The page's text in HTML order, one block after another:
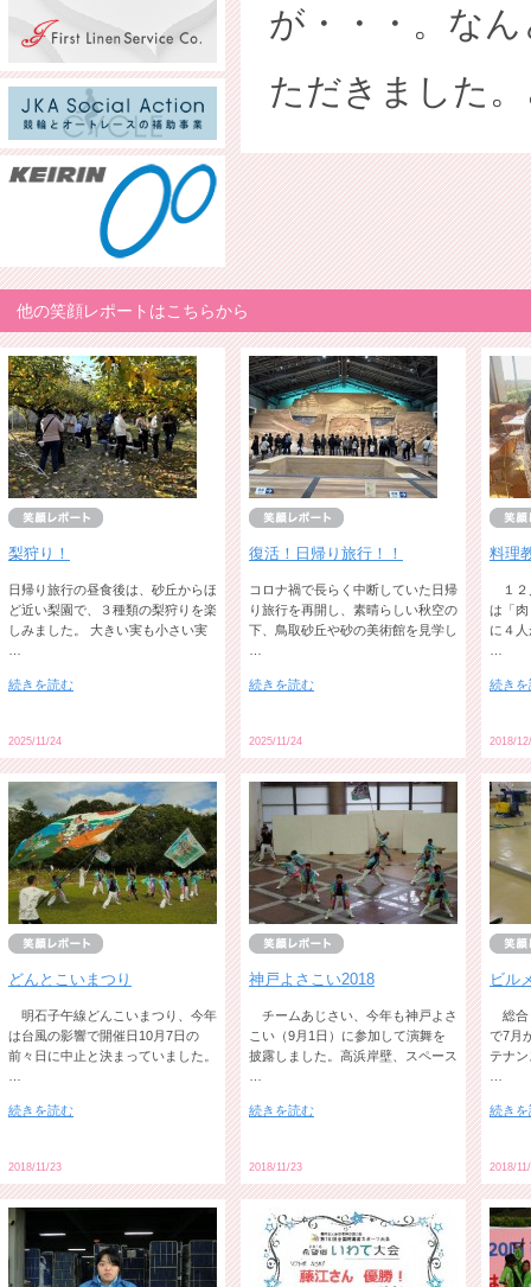
が・・・。な
ただきました
他の笑顔レポートはこちらから
梨狩り！
日帰り旅行の昼食後は、砂丘からほ
ど近い梨園で、３種類の梨狩りを楽
しみました。 大きい実も小さい実
続きを読む
2025/11/24
復活！日帰り旅行！！
コロナ禍で長らく中断していた日帰
り旅行を再開し、素晴らしい秋空の
下、鳥取砂丘や砂の美術館を見学し
続きを読む
2025/11/24
料理
１２
は「
に４
続きを
2018/
どんとこいまつり
明石子午線どんこいまつり、今年
は台風の影響で開催日10月7日の
前々日に中止と決まっていました。
続きを読む
2018/11/23
神戸よさこい2018
チームあじさい、今年も神戸よさ
こい（9月1日）に参加して演舞を
披露しました。高浜岸壁、スペース
続きを読む
2018/11/23
ビル
総合
で7月
テナ
続きを
2018/